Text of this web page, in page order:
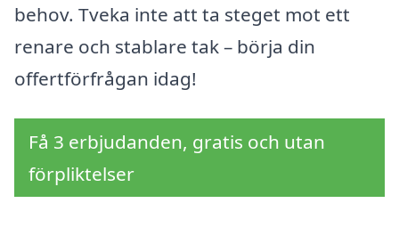
behov. Tveka inte att ta steget mot ett
renare och stablare tak – börja din
offertförfrågan idag!
Få 3 erbjudanden, gratis och utan
förpliktelser